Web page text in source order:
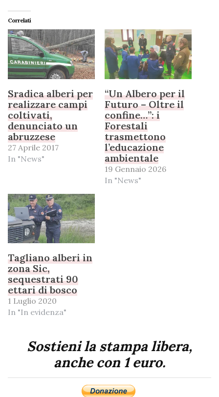
Correlati
Sradica alberi per
realizzare campi
coltivati,
denunciato un
abruzzese
27 Aprile 2017
In "News"
“Un Albero per il
Futuro – Oltre il
confine…”: i
Forestali
trasmettono
l’educazione
ambientale
19 Gennaio 2026
In "News"
Tagliano alberi in
zona Sic,
sequestrati 90
ettari di bosco
1 Luglio 2020
In "In evidenza"
Sostieni la stampa libera,
anche con 1 euro.